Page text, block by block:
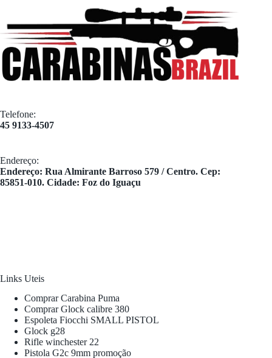
Telefone:
45 9133-4507
Endereço:
​Endereço: Rua Almirante Barroso 579 / Centro. Cep:
85851-010. Cidade: Foz do Iguaçu
Links Uteis
Comprar Carabina Puma
Comprar Glock calibre 380
Espoleta Fiocchi SMALL PISTOL
Glock g28
Rifle winchester 22
Pistola G2c 9mm promoção